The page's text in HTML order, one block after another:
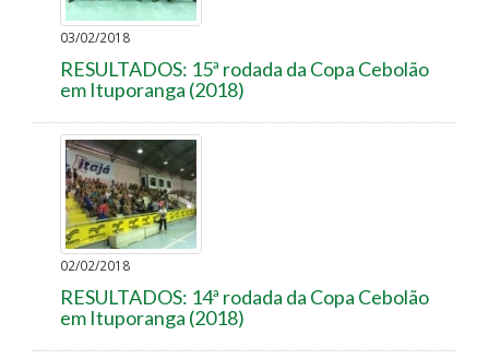
03/02/2018
RESULTADOS: 15ª rodada da Copa Cebolão
em Ituporanga (2018)
02/02/2018
RESULTADOS: 14ª rodada da Copa Cebolão
em Ituporanga (2018)